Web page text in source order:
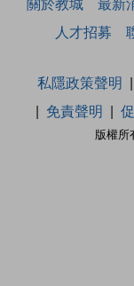
人才招募
版權所
私隱政策聲明
免責聲明